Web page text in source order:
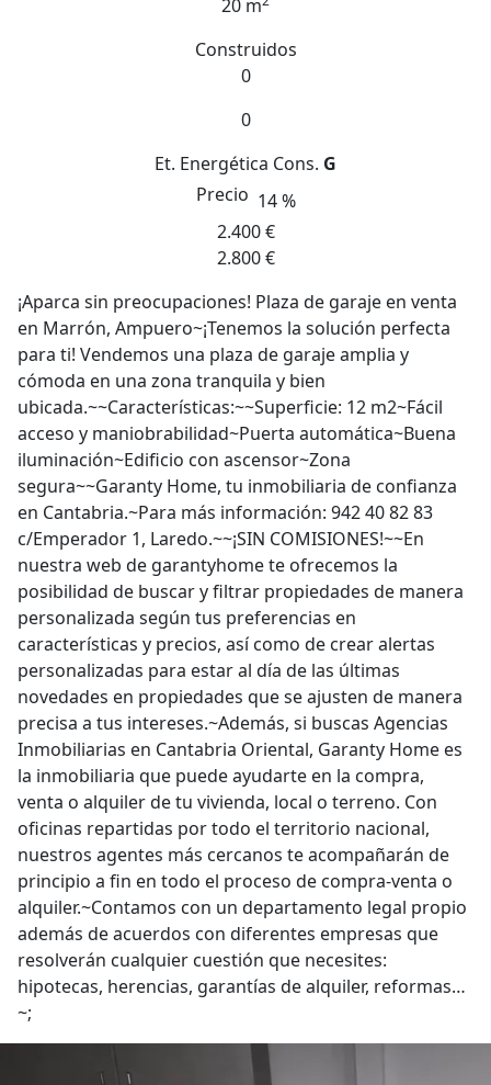
20 m
Construidos
0
0
Et. Energética Cons. G
Precio 14 %
2.400 €
2.800 €
¡Aparca sin preocupaciones! Plaza de garaje en venta
en Marrón, Ampuero~¡Tenemos la solución perfecta
para ti! Vendemos una plaza de garaje amplia y
cómoda en una zona tranquila y bien
ubicada.~~Características:~~Superficie: 12 m2~Fácil
acceso y maniobrabilidad~Puerta automática~Buena
iluminación~Edificio con ascensor~Zona
segura~~Garanty Home, tu inmobiliaria de confianza
en Cantabria.~Para más información: 942 40 82 83
c/Emperador 1, Laredo.~~¡SIN COMISIONES!~~En
nuestra web de garantyhome te ofrecemos la
posibilidad de buscar y filtrar propiedades de manera
personalizada según tus preferencias en
características y precios, así como de crear alertas
personalizadas para estar al día de las últimas
novedades en propiedades que se ajusten de manera
precisa a tus intereses.~Además, si buscas Agencias
Inmobiliarias en Cantabria Oriental, Garanty Home es
la inmobiliaria que puede ayudarte en la compra,
venta o alquiler de tu vivienda, local o terreno. Con
oficinas repartidas por todo el territorio nacional,
nuestros agentes más cercanos te acompañarán de
principio a fin en todo el proceso de compra-venta o
alquiler.~Contamos con un departamento legal propio
además de acuerdos con diferentes empresas que
resolverán cualquier cuestión que necesites:
hipotecas, herencias, garantías de alquiler, reformas…
~;